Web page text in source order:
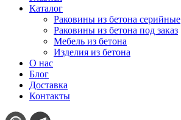
Каталог
Раковины из бетона серийные
Раковины из бетона под заказ
Мебель из бетона
Изделия из бетона
О нас
Блог
Доставка
Контакты